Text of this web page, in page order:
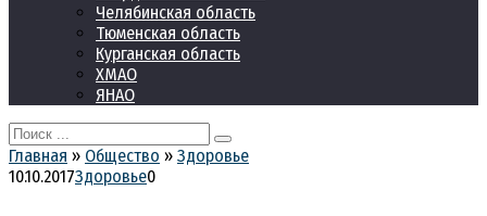
Челябинская область
Тюменская область
Курганская область
ХМАО
ЯНАО
Search
for:
Главная » Общество » Здоровье
10.10.2017Здоровье0